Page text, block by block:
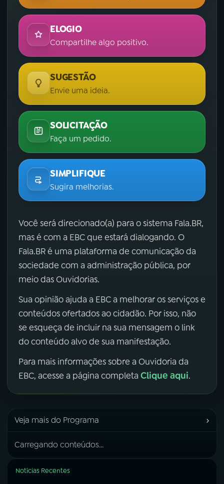
ELOGIO
Compartilhe algo positivo.
SUGESTÃO
Envie uma ideia.
SOLICITAÇÃO
Faça um pedido.
SIMPLIFIQUE
Sugira melhorias.
Você será direcionado(a) para o sistema Fala.BR,
mas é com a EBC que estará dialogando. O
Fala.BR é uma plataforma de comunicação da
sociedade com a administração pública, por
meio das Ouvidorias.
Sua opinião ajuda a EBC a melhorar os serviços e
conteúdos ofertados ao cidadão. Por isso, não
se esqueça de incluir na sua mensagem o link
do conteúdo alvo de sua manifestação.
Para mais informações sobre a Ouvidoria da
EBC, acesse a página completa Clique aqui.
Veja mais do Programa ›
Carregando conteúdos...
Notícias Recentes